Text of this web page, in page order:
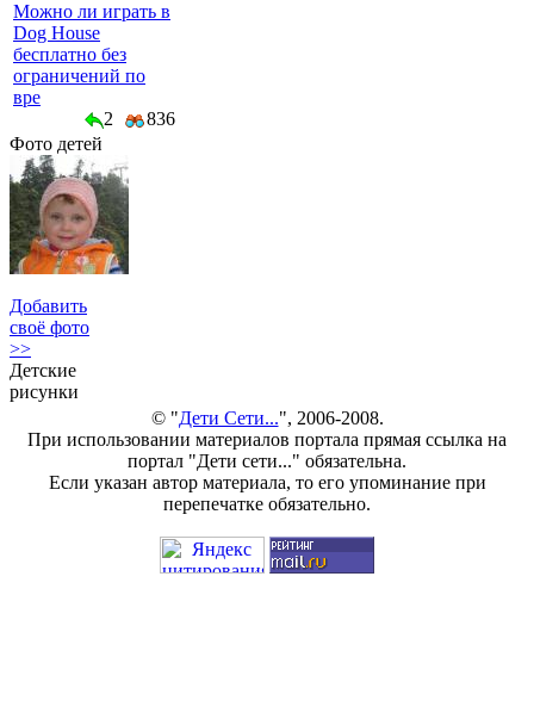
Можно ли играть в
Dog House
бесплатно без
ограничений по
вре
2
836
Фото детей
Добавить
своё фото
>>
Детские
рисунки
© "Дети Сети...", 2006-2008.
При использовании материалов портала прямая ссылка на
портал "Дети сети..." обязательна.
Если указан автор материала, то его упоминание при
перепечатке обязательно.